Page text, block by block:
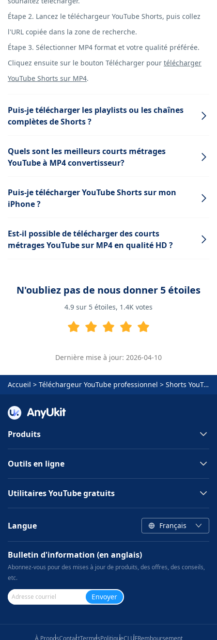
Étape 2. Lancez le téléchargeur YouTube Shorts, puis collez
l'URL copiée dans la zone de recherche.
Étape 3. Sélectionner MP4 format et votre qualité préférée.
Cliquez ensuite sur le bouton Télécharger pour télécharger
YouTube Shorts sur MP4.
Puis-je télécharger les playlists ou les chaînes
complètes de Shorts ?
Quels sont les meilleurs courts métrages
YouTube à MP4 convertisseur?
Puis-je télécharger YouTube Shorts sur mon
iPhone ?
Est-il possible de télécharger des courts
métrages YouTube sur MP4 en qualité HD ?
N'oubliez pas de nous donner 5 étoiles
4.9 sur 5 étoiles, 1.4K votes
Dernière mise à jour: 2026-04-10
Accueil > Téléchargeur YouTube professionnel > Shorts YouTube à MP4
Produits
Outils en ligne
Utilitaires YouTube gratuits
Langue Français
Bulletin d'information (en anglais)
Abonnez-vous pour des mises à jour de produits, des offres, des conseils,
etc.
Envoyer
À ProposContactTermesPolitiqueCLUFRemboursement